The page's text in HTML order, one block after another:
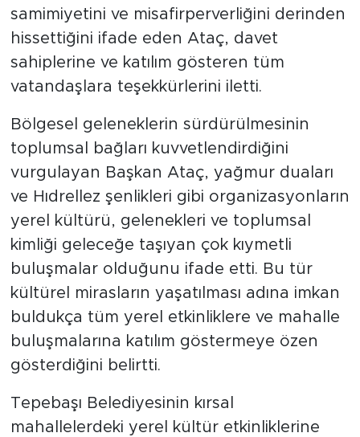
samimiyetini ve misafirperverliğini derinden
hissettiğini ifade eden Ataç, davet
sahiplerine ve katılım gösteren tüm
vatandaşlara teşekkürlerini iletti.
Bölgesel geleneklerin sürdürülmesinin
toplumsal bağları kuvvetlendirdiğini
vurgulayan Başkan Ataç, yağmur duaları
ve Hıdrellez şenlikleri gibi organizasyonların
yerel kültürü, gelenekleri ve toplumsal
kimliği geleceğe taşıyan çok kıymetli
buluşmalar olduğunu ifade etti. Bu tür
kültürel mirasların yaşatılması adına imkan
buldukça tüm yerel etkinliklere ve mahalle
buluşmalarına katılım göstermeye özen
gösterdiğini belirtti.
Tepebaşı Belediyesinin kırsal
mahallelerdeki yerel kültür etkinliklerine